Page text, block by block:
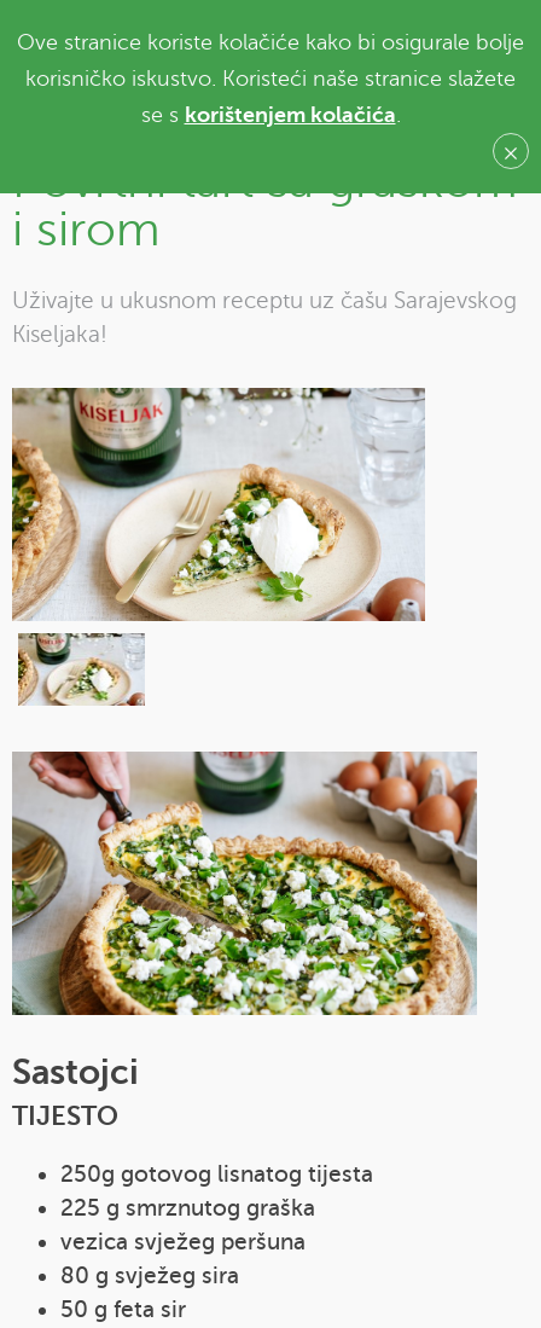
Povrtni tart sa graškom
i sirom
Uživajte u ukusnom receptu uz čašu Sarajevskog
Kiseljaka!
Sastojci
TIJESTO
250g gotovog lisnatog tijesta
225 g smrznutog graška
vezica svježeg peršuna
80 g svježeg sira
50 g feta sir
Ove stranice koriste kolačiće kako bi osigurale bolje
korisničko iskustvo. Koristeći naše stranice slažete
se s korištenjem kolačića.